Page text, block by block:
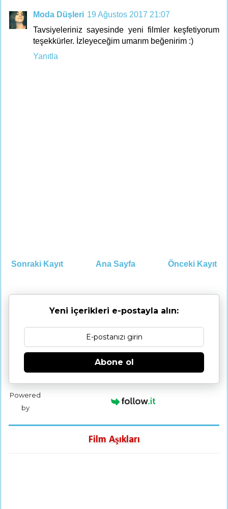
Moda Düşleri 19 Ağustos 2017 21:07
Tavsiyeleriniz sayesinde yeni filmler keşfetiyorum
teşekkürler. İzleyeceğim umarım beğenirim :)
Yanıtla
Sonraki Kayıt Önceki Kayıt
Ana Sayfa
Yeni içerikleri e-postayla alın:
Abone ol
Powered
by
Film Aşıkları